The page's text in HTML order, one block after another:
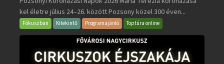
Napok
bejegyzéshez
kel életre július 24–26. között Pozsony közel 300 éven...
Fókuszban Kitekintő Programajánló Toptúra online